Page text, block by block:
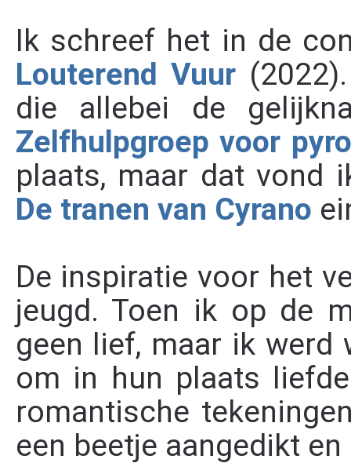
Ik schreef het in de
Louterend Vuur
die allebei de
Zelfhulpgroep voor
plaats, maar dat vond
De tranen van Cyrano
De inspiratie voor het
jeugd. Toen ik op de
geen lief, maar ik werd
om in hun plaats
romantische
een beetje aangedikt